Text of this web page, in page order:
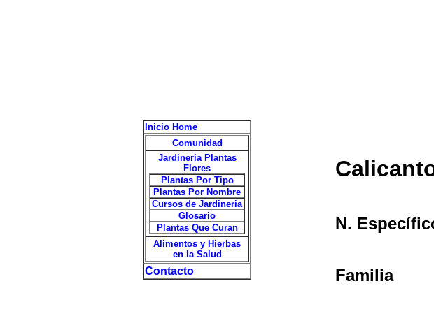
Inicio Home
Comunidad
Jardineria Plantas
Flores
Plantas Por Tipo
Plantas Por Nombre
Cursos de Jardineria
Glosario
Plantas Que Curan
Alimentos y Hierbas
en la Salud
Contacto
N.
Familia